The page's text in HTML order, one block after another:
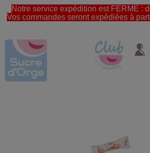
Notre service expédition est FERME :
Vos commandes seront expédiées à